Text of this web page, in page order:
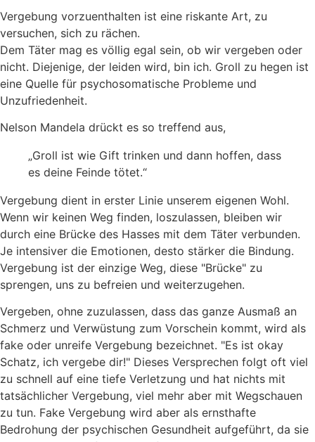
Vergebung vorzuenthalten ist eine riskante Art, zu
versuchen, sich zu rächen.
Dem Täter mag es völlig egal sein, ob wir vergeben oder
nicht. Diejenige, der leiden wird, bin ich. Groll zu hegen ist
eine Quelle für psychosomatische Probleme und
Unzufriedenheit.
Nelson Mandela drückt es so treffend aus,
„Groll ist wie Gift trinken und dann hoffen, dass
es deine Feinde tötet.“
Vergebung dient in erster Linie unserem eigenen Wohl.
Wenn wir keinen Weg finden, loszulassen, bleiben wir
durch eine Brücke des Hasses mit dem Täter verbunden.
Je intensiver die Emotionen, desto stärker die Bindung.
Vergebung ist der einzige Weg, diese "Brücke" zu
sprengen, uns zu befreien und weiterzugehen.
Vergeben, ohne zuzulassen, dass das ganze Ausmaß an
Schmerz und Verwüstung zum Vorschein kommt, wird als
fake oder unreife Vergebung bezeichnet. "Es ist okay
Schatz, ich vergebe dir!" Dieses Versprechen folgt oft viel
zu schnell auf eine tiefe Verletzung und hat nichts mit
tatsächlicher Vergebung, viel mehr aber mit Wegschauen
zu tun. Fake Vergebung wird aber als ernsthafte
Bedrohung der psychischen Gesundheit aufgeführt, da sie